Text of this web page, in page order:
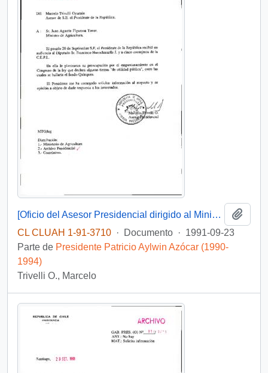
[Oficio del Asesor Presidencial dirigido al Ministro de Agricultura]
CL CLUAH 1-91-3710 · Documento · 1991-09-23
Parte de Presidente Patricio Aylwin Azócar (1990-
1994)
Trivelli O., Marcelo